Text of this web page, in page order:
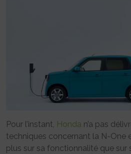
Pour l’instant, Honda n’a pas
techniques concernant la N-One
plus sur sa fonctionnalité que sur